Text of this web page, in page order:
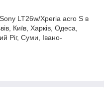
LT26w/Xperia acro S в
Київ, Харків, Одеса,
Ріг, Суми, Івано-